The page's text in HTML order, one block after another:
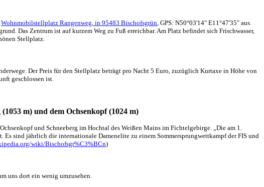
Wohnmobilstellplatz Rangenweg, in 95483 Bischofsgrün, GPS: N50°03'14" E11°47'35" aus.
Das Zentrum ist auf kurzem Weg zu Fuß erreichbar. Am Platz befindet sich Frischwasser,
Stellplatz.
Der Preis für den Stellplatz beträgt pro Nacht 5 Euro, zuzüglich Kurtaxe in Höhe von
geschlossen ist.
m) und dem Ochsenkopf (1024 m)
und Schneeberg im Hochtal des Weißen Mains im Fichtelgebirge. „Die am 1.
sind jährlich die internationale Damenelite zu einem Sommersprungwettkampf der FIS und
wiki/Bischofsgr%C3%BCn)
uns dort ein wenig umzusehen.